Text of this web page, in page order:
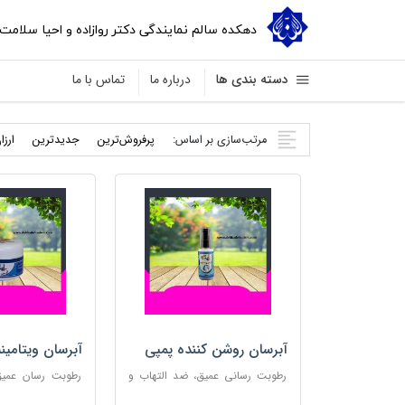
دهکده سالم نمایندگی دکتر روازاده و احیا
دسته بندی ها درباره ما تماس با ما
مرتب‌سازی بر اساس: پرفروش‌ترین جدید‌ترین
آبرسان روشن کننده پمپی
رطوبت رسانی عمیق، ضد التهاب و
آبرسان
رطوبت رسان